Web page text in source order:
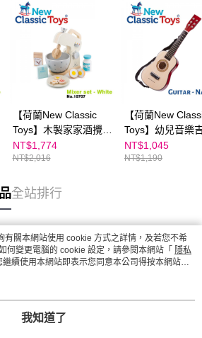
【荷蘭New Classic
Toys】木製家家酒攪拌
機 - 優雅白 - 10707
NT$1,774
NT$2,016
【荷蘭New
Toys】幼兒音樂
經典版B- 10344
NT$1,045
NT$1,190
全站排行
有關本網站使用 cookie 方式之詳情，及若您不希
何變更電腦的 cookie 設定，請參閱本網站「 隱私
繼續使用本網站即表示您同意本公司得按本網站使
。
我知道了